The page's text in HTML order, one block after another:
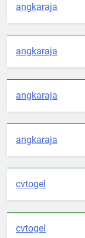
angkaraja
angkaraja
angkaraja
angkaraja
cvtogel
cvtogel